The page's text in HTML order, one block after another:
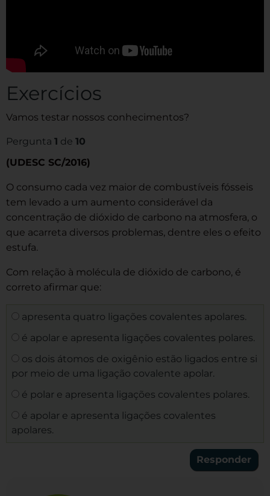
Exercícios
Vamos testar nossos conhecimentos?
Pergunta 1 de 10
(UDESC SC/2016)
O consumo cada vez maior de combustíveis fósseis
tem levado a um aumento considerável da
concentração de dióxido de carbono na atmosfera, o
que acarreta diversos problemas, dentre eles o efeito
estufa.
Com relação à molécula de dióxido de carbono, é
correto afirmar que:
apresenta quatro ligações covalentes apolares.
é apolar e apresenta ligações covalentes polares.
os dois átomos de oxigênio estão ligados entre si
por meio de uma ligação covalente apolar.
é polar e apresenta ligações covalentes polares.
é apolar e apresenta ligações covalentes
apolares.